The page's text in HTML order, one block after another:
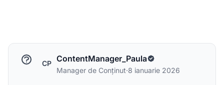
CP ContentManager_Paula
Manager de Conținut·8 ianuarie 2026